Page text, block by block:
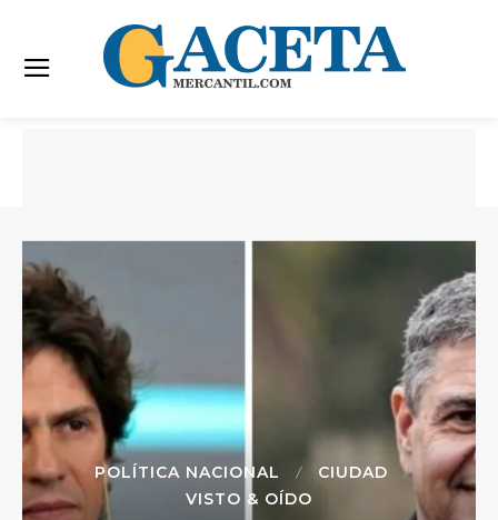
POLÍTICA NACIONAL
CIUDAD
VISTO & OÍDO